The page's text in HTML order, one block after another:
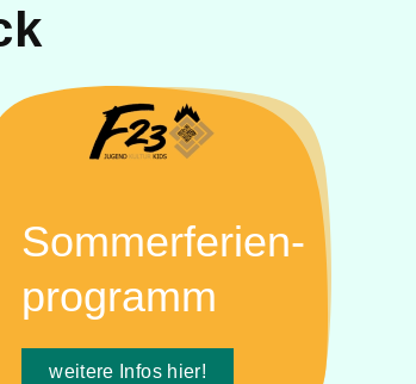
Sommerferien-
programm
weitere Infos hier!